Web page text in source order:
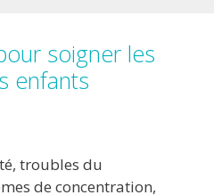
soigner les
enfants
troubles du
de concentration,